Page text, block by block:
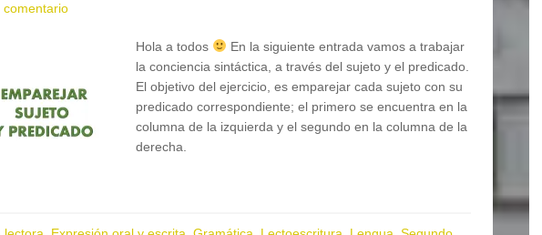
comentario
Hola a todos
En la siguiente entrada vamos a trabajar
la conciencia sintáctica, a través del sujeto y el predicado.
El objetivo del ejercicio, es emparejar cada sujeto con su
predicado correspondiente; el primero se encuentra en la
columna de la izquierda y el segundo en la columna de la
derecha.